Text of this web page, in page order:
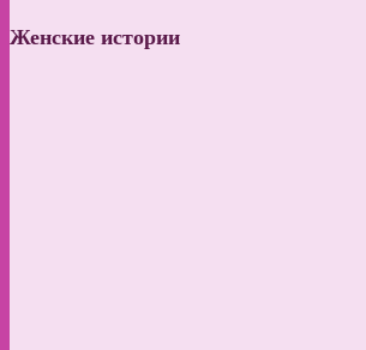
Женские истории